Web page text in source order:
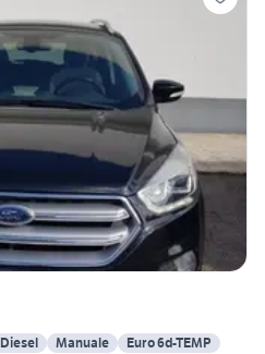
Diesel Manuale Euro 6d-TEMP